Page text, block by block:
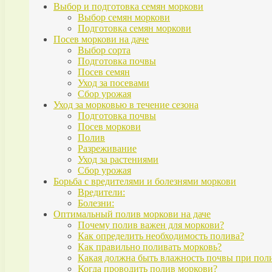
Выбор и подготовка семян моркови
Выбор семян моркови
Подготовка семян моркови
Посев моркови на даче
Выбор сорта
Подготовка почвы
Посев семян
Уход за посевами
Сбор урожая
Уход за морковью в течение сезона
Подготовка почвы
Посев моркови
Полив
Разреживание
Уход за растениями
Сбор урожая
Борьба с вредителями и болезнями моркови
Вредители:
Болезни:
Оптимальный полив моркови на даче
Почему полив важен для моркови?
Как определить необходимость полива?
Как правильно поливать морковь?
Какая должна быть влажность почвы при
Когда проводить полив моркови?